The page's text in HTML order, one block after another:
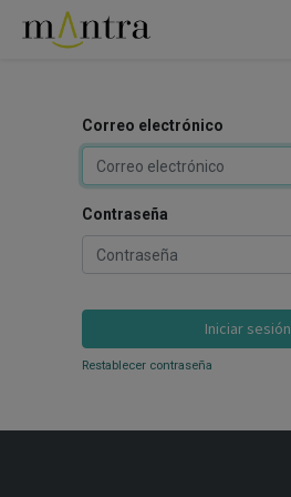
Correo electrónico
Contraseña
Iniciar sesión
Restablecer contraseña